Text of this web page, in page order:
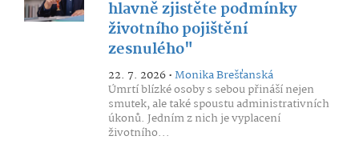
hlavně zjistěte podmínky
životního pojištění
zesnulého"
22. 7. 2026 •Monika Brešťanská
Úmrtí blízké osoby s sebou přináší nejen
smutek, ale také spoustu administrativních
úkonů. Jedním z nich je vyplacení
životního...